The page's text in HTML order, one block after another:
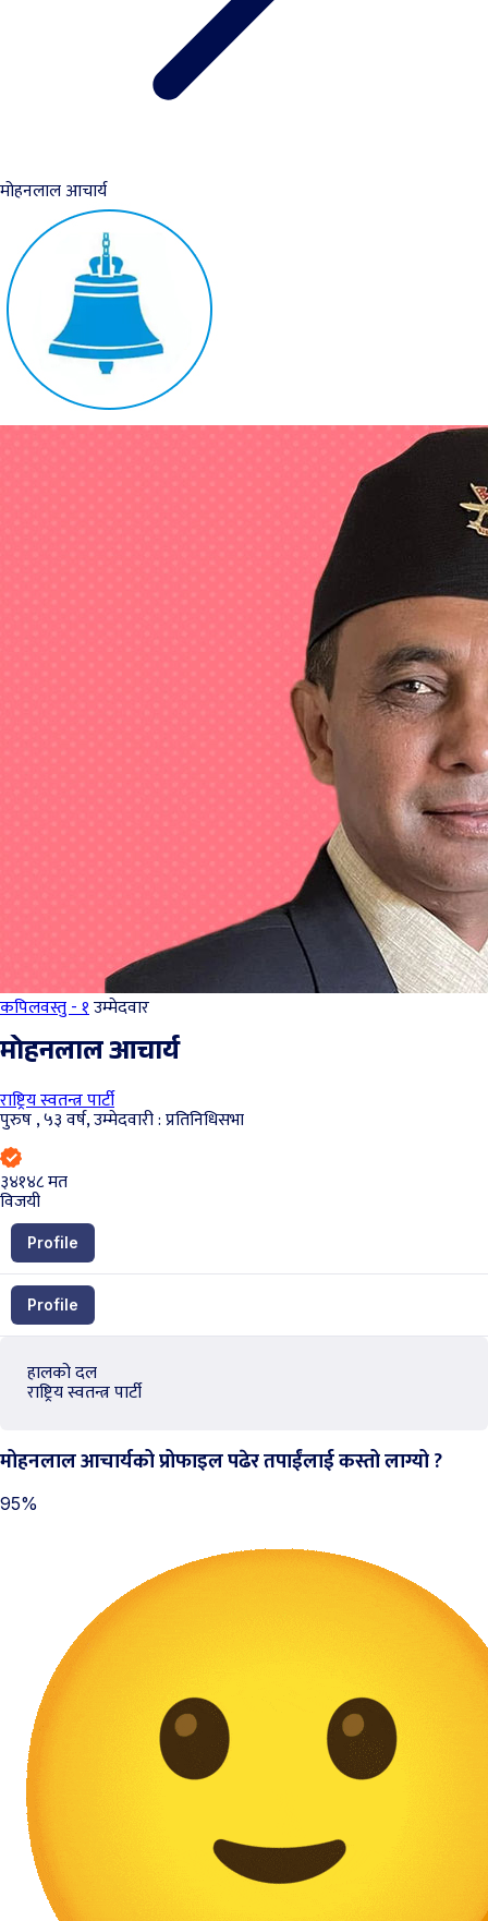
मोहनलाल आचार्य
कपिलवस्तु - १उम्मेदवार
मोहनलाल आचार्य
राष्ट्रिय स्वतन्त्र पार्टी
पुरुष , ५३ वर्ष, उम्मेदवारी : प्रतिनिधिसभा
३४१४८मत
विजयी
Profile
Profile
हालको दल
राष्ट्रिय स्वतन्त्र पार्टी
मोहनलाल आचार्यको प्रोफाइल पढेर तपाईंलाई कस्तो लाग्यो ?
95%